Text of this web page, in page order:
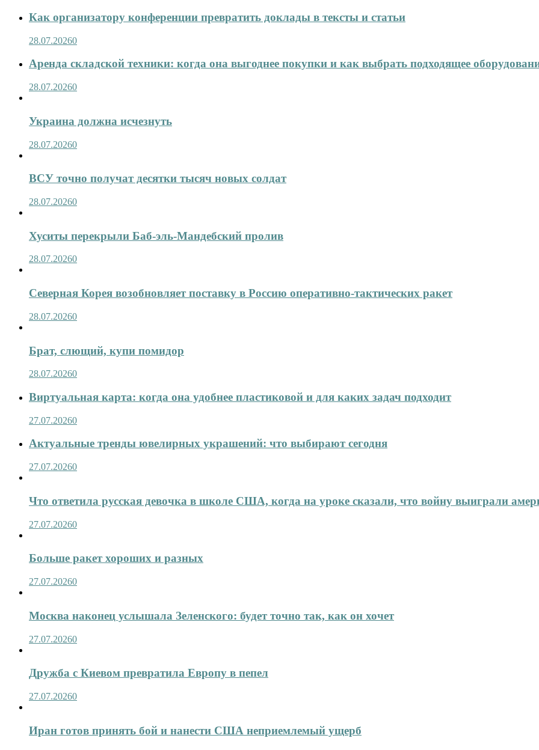
Как организатору конференции превратить доклады в тексты и статьи
28.07.20260
Аренда складской техники: когда она выгоднее покупки и как выбрать подходящее
28.07.20260
Украина должна исчезнуть
28.07.20260
ВСУ точно получат десятки тысяч новых солдат
28.07.20260
Хуситы перекрыли Баб-эль-Мандебский пролив
28.07.20260
Северная Корея возобновляет поставку в Россию оперативно-тактических ракет
28.07.20260
Брат, слющий, купи помидор
28.07.20260
Виртуальная карта: когда она удобнее пластиковой и для каких задач подходит
27.07.20260
Актуальные тренды ювелирных украшений: что выбирают сегодня
27.07.20260
Что ответила русская девочка в школе США, когда на уроке сказали, что войну выиграли
27.07.20260
Больше ракет хороших и разных
27.07.20260
Москва наконец услышала Зеленского: будет точно так, как он хочет
27.07.20260
Дружба с Киевом превратила Европу в пепел
27.07.20260
Иран готов принять бой и нанести США неприемлемый ущерб